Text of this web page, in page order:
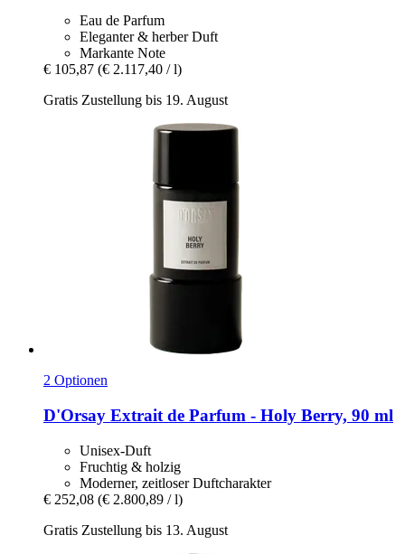
Eau de Parfum
Eleganter & herber Duft
Markante Note
€ 105,87 (€ 2.117,40 / l)
Gratis Zustellung bis 19. August
2 Optionen
D'Orsay Extrait de Parfum -​ Holy Berry, 90 ml
Unisex-Duft
Fruchtig & holzig
Moderner, zeitloser Duftcharakter
€ 252,08 (€ 2.800,89 / l)
Gratis Zustellung bis 13. August